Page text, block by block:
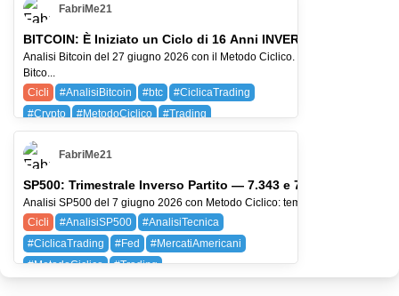
BTC (BITCOIN)
FabriMe21
BITCOIN: È Iniziato un Ciclo di 16 Anni INVERSO? L'Analisi
Analisi Bitcoin del 27 giugno 2026 con il Metodo Ciclico. In questo aggiornamento analizziamo
Bitco...
Cicli
#AnalisiBitcoin #btc
#CiclicaTrading
#Crypto
#MetodoCiclico
#Trading
AMZN (Amazon.com, Inc.)
BTC (BITCOIN)
SQ (BLOCK)
FabriMe21
SP500: Trimestrale Inverso Partito — 7.343 e 7.098 i Livelli
Analisi SP500 del 7 giugno 2026 con Metodo Ciclico: tempo, struttura,
Cicli
#AnalisiSP500
#AnalisiTecnica
#CiclicaTrading
#Fed
#MercatiAmericani
#MetodoCiclico
#Trading